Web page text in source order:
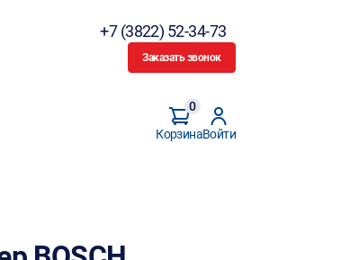
+7 (3822) 52-34-73
Заказать звонок
Корзина
0
Войти